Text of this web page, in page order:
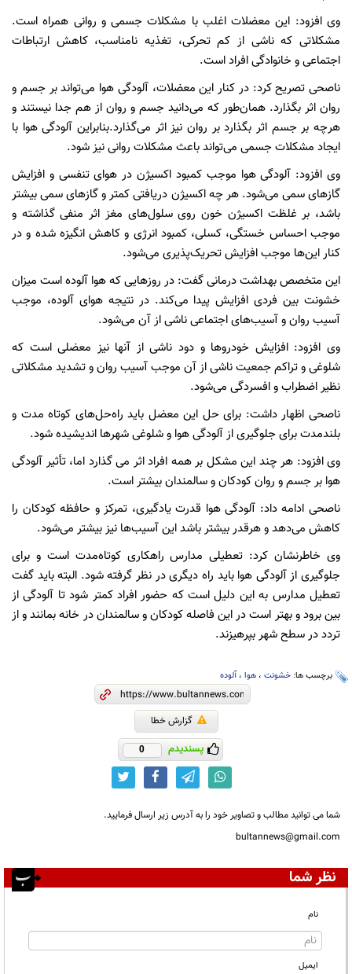
وی افزود: این معضلات اغلب با مشکلات جسمی و روانی همراه است.
مشکلاتی که ناشی از کم تحرکی، تغذیه نامناسب، کاهش ارتباطات
اجتماعی و خانوادگی افراد است.
ناصحی تصریح کرد: در کنار این معضلات، آلودگی هوا می‌تواند بر جسم و
روان اثر بگذارد. همان‌طور که می‌دانید جسم و روان از هم جدا نیستند و
هرچه بر جسم اثر بگذارد بر روان نیز اثر می‌گذارد.بنابراین آلودگی هوا با
ایجاد مشکلات جسمی می‌تواند باعث مشکلات روانی نیز شود.
وی افزود: آلودگی هوا موجب کمبود اکسیژن در هوای تنفسی و افزایش
گازهای سمی می‌شود. هر چه اکسیژن دریافتی کمتر و گازهای سمی بیشتر
باشد، بر غلظت اکسیژن خون روی سلول‌های مغز اثر منفی گذاشته و
موجب احساس خستگی، کسلی، کمبود انرژی و کاهش انگیزه شده و در
کنار این‌ها موجب افزایش تحریک‌پذیری می‌شود.
این متخصص بهداشت درمانی گفت: در روزهایی که هوا آلوده است میزان
خشونت بین فردی افزایش پیدا می‌کند. در نتیجه هوای آلوده، موجب
آسیب روان و آسیب‌های اجتماعی ناشی از آن می‌شود.
وی افزود: افزایش خودروها و دود ناشی از آنها نیز معضلی است که
شلوغی و تراکم جمعیت ناشی از آن موجب آسیب روان و تشدید مشکلاتی
نظیر اضطراب و افسردگی می‌شود.
ناصحی اظهار داشت: برای حل این معضل باید راه‌حل‌های کوتاه مدت و
بلندمدت برای جلوگیری از آلودگی هوا و شلوغی شهرها اندیشیده شود.
وی افزود: هر چند این مشکل بر همه افراد اثر می گذارد اما، تأثیر آلودگی
هوا بر جسم و روان کودکان و سالمندان بیشتر است.
ناصحی ادامه داد: آلودگی هوا قدرت یادگیری، تمرکز و حافظه کودکان را
کاهش می‌دهد و هرقدر بیشتر باشد این آسیب‌ها نیز بیشتر می‌شود.
وی خاطرنشان کرد:‌ تعطیلی مدارس راهکاری کوتاه‌مدت است و برای
جلوگیری از آلودگی هوا باید راه‌ دیگری در نظر گرفته شود. البته باید گفت
تعطیل مدارس به این دلیل است که حضور افراد کمتر شود تا آلودگی از
بین برود و بهتر است در این فاصله کودکان و سالمندان در خانه بمانند و از
تردد در سطح شهر بپرهیزند.
برچسب ها: خشونت ، هوا ،آلوده
گزارش خطا
پسندیدم 0
شما می توانید مطالب و تصاویر خود را به آدرس زیر ارسال فرمایید.
bultannews@gmail.com
نظر شما
نام
ایمیل